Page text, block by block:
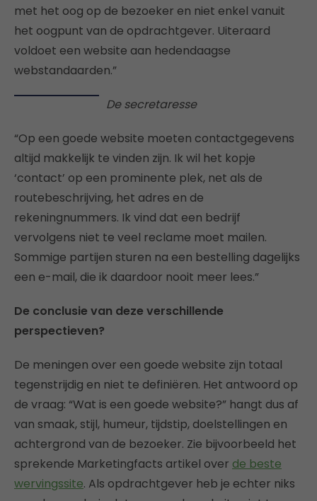
met het oog op de bezoeker en niet enkel vanuit
het oogpunt van de opdrachtgever. Uiteraard
voldoet een website aan hedendaagse
webstandaarden.”
De secretaresse
“Op een goede website moeten contactgegevens
altijd makkelijk te vinden zijn. Ik wil het kopje
‘contact’ op een prominente plek, net als de
routebeschrijving, het adres en de
rekeningnummers. Ik vind dat een bedrijf
vervolgens niet te veel reclame moet mailen.
Sommige partijen sturen na een bestelling dagelijks
een e-mail, die ik daardoor nooit meer lees.”
De conclusie van deze verschillende
perspectieven?
De meningen over een goede website zijn totaal
tegenstrijdig en niet te definiëren. Het antwoord op
de vraag: “Wat is een goede website?” hangt dus af
van smaak, stijl, humeur, tijdstip, doelstellingen en
achtergrond van de bezoeker. Zie bijvoorbeeld het
sprekende Marketingfacts artikel over de beste
wervingssite. Als opdrachtgever heb je echter niks